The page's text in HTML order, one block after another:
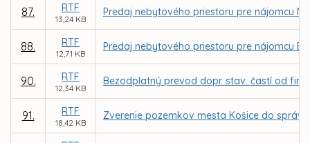
87. RTF
13,24 KB
Predaj nebytového priestoru pre nájomcu
88. RTF
12,71 KB
Predaj nebytového priestoru pre nájomcu
90. RTF
12,34 KB
Bezodplatný prevod dopr. stav. častí od
91. RTF
18,42 KB
Zverenie pozemkov mesta Košice do